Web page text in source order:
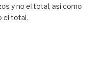
y no el total, asi como
el total.